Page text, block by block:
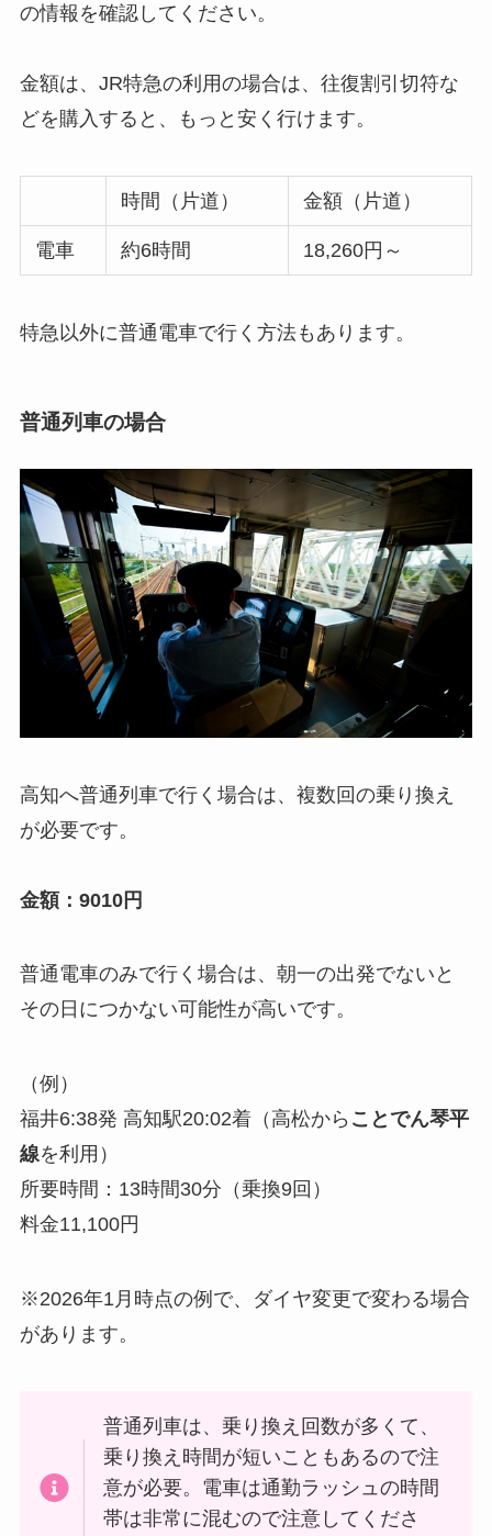
の情報を確認してください。
金額は、JR特急の利用の場合は、往復割引切符な
どを購入すると、もっと安く行けます。
時間（片道） 金額（片道）
電車 約6時間 18,260円～
特急以外に普通電車で行く方法もあります。
普通列車の場合
高知へ普通列車で行く場合は、複数回の乗り換え
が必要です。
金額：9010円
普通電車のみで行く場合は、朝一の出発でないと
その日につかない可能性が高いです。
（例）
福井6:38発 高知駅20:02着（高松から ことでん琴平
線を利用）
所要時間：13時間30分（乗換9回）
料金11,100円
※2026年1月時点の例で、ダイヤ変更で変わる場合
があります。
普通列車は、乗り換え回数が多くて、
乗り換え時間が短いこともあるので注
意が必要。電車は通勤ラッシュの時間
帯は非常に混むので注意してくださ